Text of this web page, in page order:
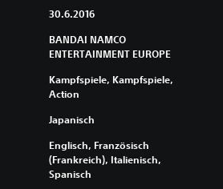
30.6.2016
BANDAI NAMCO
ENTERTAINMENT EUROPE
Kampfspiele, Kampfspiele,
Action
Japanisch
Englisch, Französisch
(Frankreich), Italienisch,
Spanisch